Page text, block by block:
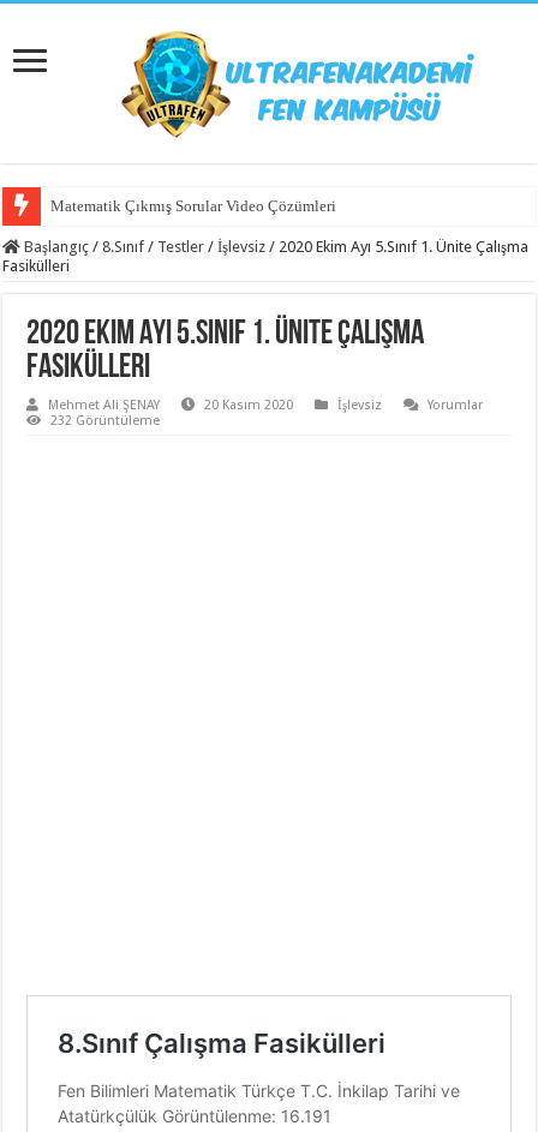
Matematik Çıkmış Sorular Video Çözümleri
Başlangıç / 8.Sınıf / Testler / İşlevsiz / 2020 Ekim Ayı 5.Sınıf 1. Ünite Çalışma
Fasikülleri
2020 Ekim Ayı 5.Sınıf 1. Ünite Çalışma
Fasikülleri
Mehmet Ali ŞENAY 20 Kasım 2020 İşlevsiz
Yorumlar
232 Görüntüleme